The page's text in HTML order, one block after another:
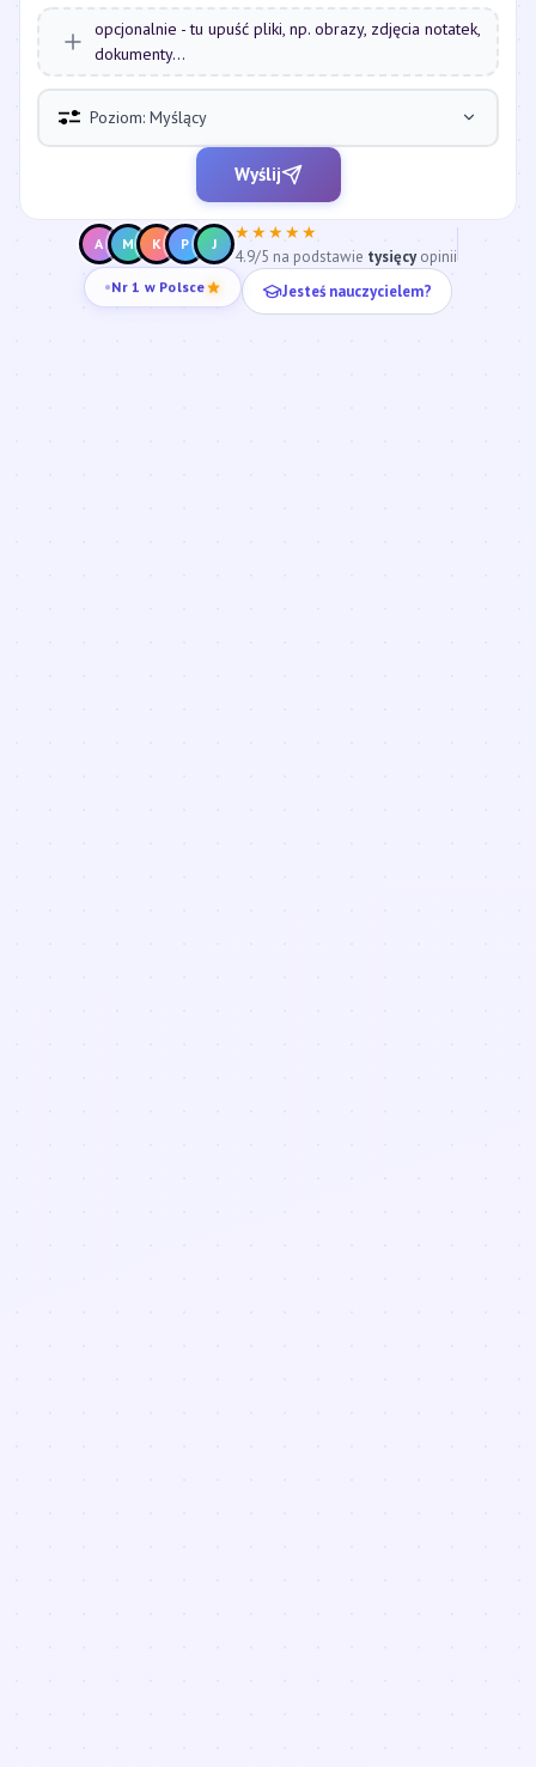
opcjonalnie - tu upuść pliki, np. obrazy, zdjęcia notatek,
dokumenty...
Poziom: Myślący
Wyślij
A M K P J
★★★★★
4.9/5 na podstawie tysięcyopinii
Nr 1 w Polsce Jesteś nauczycielem?